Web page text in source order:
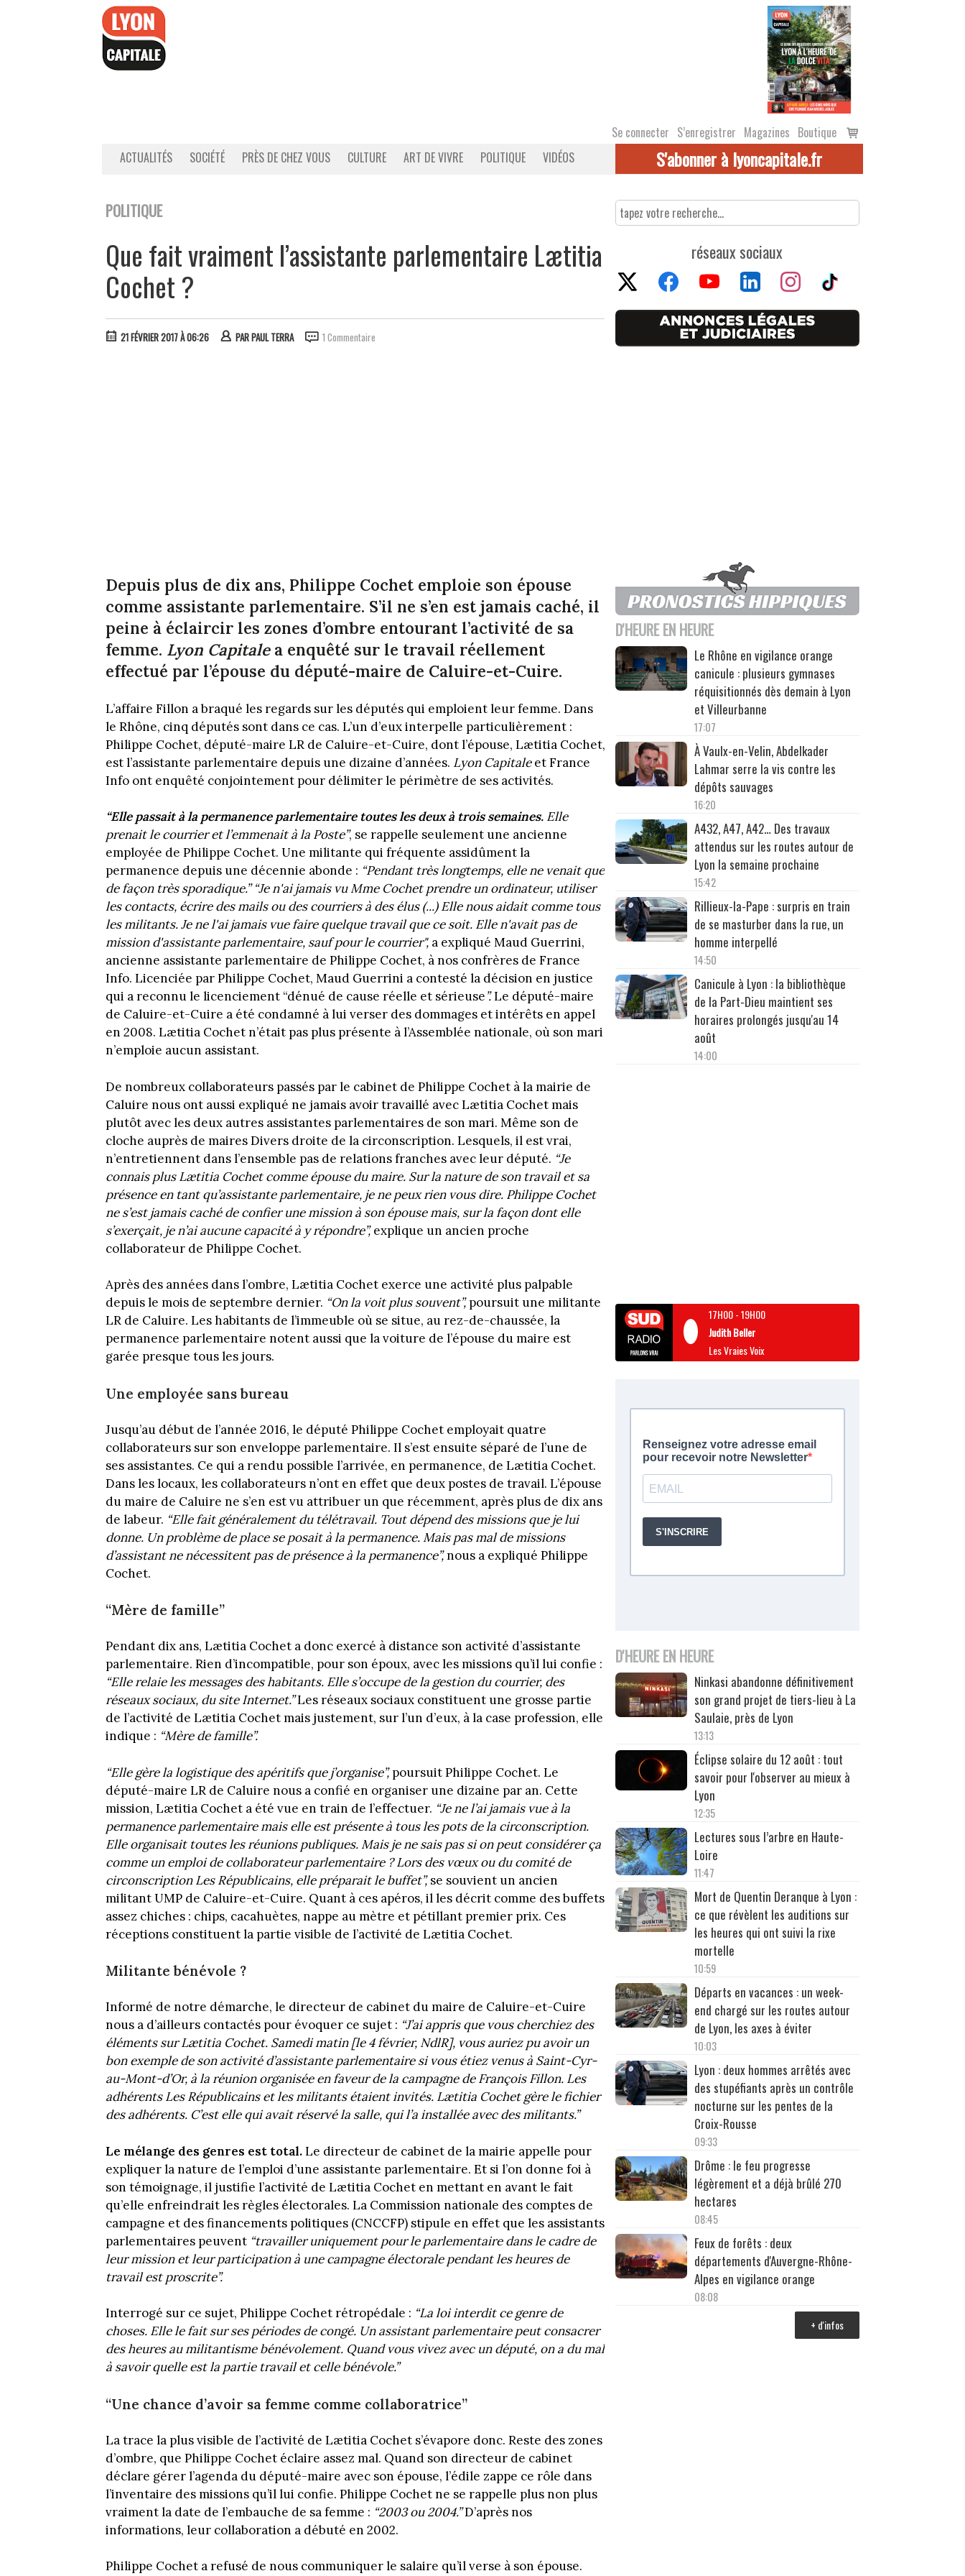
Se connecter S’enregistrer Magazines Boutique
Voir
le
ACTUALITÉS SOCIÉTÉ PRÈS DE CHEZ VOUS CULTURE ART DE VIVRE POLITIQUE VIDÉOS S'abonner à lyoncapitale.fr
POLITIQUE
Que fait vraiment l’assistante parlementaire Lætitia
Cochet ?
21 FÉVRIER 2017 À 06:26 PARPAUL TERRA 1 Commentaire
Depuis plus de dix ans, Philippe Cochet emploie son épouse
comme assistante parlementaire. S’il ne s’en est jamais caché, il
peine à éclaircir les zones d’ombre entourant l’activité de sa
femme. Lyon Capitalea enquêté sur le travail réellement
effectué par l’épouse du député-maire de Caluire-et-Cuire.
L’affaire Fillon a braqué les regards sur les députés qui emploient leur femme. Dans
le Rhône, cinq députés sont dans ce cas. L’un d’eux interpelle particulièrement :
Philippe Cochet, député-maire LR de Caluire-et-Cuire, dont l’épouse, Lætitia Cochet,
est l’assistante parlementaire depuis une dizaine d’années. Lyon CapitaleetFrance
Info ont enquêté conjointement pour délimiter le périmètre de ses activités.
“Elle passait à la permanence parlementaire toutes les deux à trois semaines. Elle
prenait le courrier et l’emmenait à la Poste”, se rappelle seulement une ancienne
employée de Philippe Cochet. Une militante qui fréquente assidûment la
permanence depuis une décennie abonde : “Pendant très longtemps, elle ne venait que
de façon très sporadique.” “Je n'ai jamais vu Mme Cochet prendre un ordinateur, utiliser
les contacts, écrire des mails ou des courriers à des élus (...) Elle nous aidait comme tous
les militants. Je ne l'ai jamais vue faire quelque travail que ce soit. Elle n'avait pas de
mission d'assistante parlementaire, sauf pour le courrier", a expliqué Maud Guerrini,
ancienne assistante parlementaire de Philippe Cochet, à nos confrères de France
Info. Licenciée par Philippe Cochet, Maud Guerrini a contesté la décision en justice
qui a reconnu le licenciement “dénué de cause réelle et sérieuse”.Le député-maire
de Caluire-et-Cuire a été condamné à lui verser des dommages et intérêts en appel
en 2008. Lætitia Cochet n’était pas plus présente à l’Assemblée nationale, où son mari
n’emploie aucun assistant.
De nombreux collaborateurs passés par le cabinet de Philippe Cochet à la mairie de
Caluire nous ont aussi expliqué ne jamais avoir travaillé avec Lætitia Cochet mais
plutôt avec les deux autres assistantes parlementaires de son mari. Même son de
cloche auprès de maires Divers droite de la circonscription. Lesquels, il est vrai,
n’entretiennent dans l’ensemble pas de relations franches avec leur député. “Je
connais plus Lætitia Cochet comme épouse du maire. Sur la nature de son travail et sa
présence en tant qu’assistante parlementaire, je ne peux rien vous dire. Philippe Cochet
ne s’est jamais caché de confier une mission à son épouse mais, sur la façon dont elle
s’exerçait, je n’ai aucune capacité à y répondre”,explique un ancien proche
collaborateur de Philippe Cochet.
Après des années dans l’ombre, Lætitia Cochet exerce une activité plus palpable
depuis le mois de septembre dernier. “On la voit plus souvent”,poursuit une militante
LR de Caluire. Les habitants de l’immeuble où se situe, au rez-de-chaussée, la
permanence parlementaire notent aussi que la voiture de l’épouse du maire est
garée presque tous les jours.
Une employée sans bureau
Jusqu’au début de l’année 2016, le député Philippe Cochet employait quatre
collaborateurs sur son enveloppe parlementaire. Il s’est ensuite séparé de l’une de
ses assistantes. Ce qui a rendu possible l’arrivée, en permanence, de Lætitia Cochet.
Dans les locaux, les collaborateurs n’ont en effet que deux postes de travail. L’épouse
du maire de Caluire ne s’en est vu attribuer un que récemment, après plus de dix ans
de labeur. “Elle fait généralement du télétravail. Tout dépend des missions que je lui
donne. Un problème de place se posait à la permanence. Mais pas mal de missions
d’assistant ne nécessitent pas de présence à la permanence”,nous a expliqué Philippe
Cochet.
“Mère de famille”
Pendant dix ans, Lætitia Cochet a donc exercé à distance son activité d’assistante
parlementaire. Rien d’incompatible, pour son époux, avec les missions qu’il lui confie :
“Elle relaie les messages des habitants. Elle s’occupe de la gestion du courrier, des
réseaux sociaux, du site Internet.”Les réseaux sociaux constituent une grosse partie
de l’activité de Lætitia Cochet mais justement, sur l’un d’eux, à la case profession, elle
indique : “Mère de famille”.
“Elle gère la logistique des apéritifs que j’organise”,poursuit Philippe Cochet. Le
député-maire LR de Caluire nous a confié en organiser une dizaine par an. Cette
mission, Lætitia Cochet a été vue en train de l’effectuer. “Je ne l’ai jamais vue à la
permanence parlementaire mais elle est présente à tous les pots de la circonscription.
Elle organisait toutes les réunions publiques. Mais je ne sais pas si on peut considérer ça
comme un emploi de collaborateur parlementaire ? Lors des vœux ou du comité de
circonscription Les Républicains, elle préparait le buffet”,se souvient un ancien
militant UMP de Caluire-et-Cuire. Quant à ces apéros, il les décrit comme des buffets
assez chiches : chips, cacahuètes, nappe au mètre et pétillant premier prix. Ces
réceptions constituent la partie visible de l’activité de Lætitia Cochet.
Militante bénévole ?
Informé de notre démarche, le directeur de cabinet du maire de Caluire-et-Cuire
nous a d’ailleurs contactés pour évoquer ce sujet : “J’ai appris que vous cherchiez des
éléments sur Lætitia Cochet. Samedi matin [le 4 février, NdlR], vous auriez pu avoir un
bon exemple de son activité d’assistante parlementaire si vous étiez venus à Saint-Cyr-
au-Mont-d’Or, à la réunion organisée en faveur de la campagne de François Fillon. Les
adhérents Les Républicains et les militants étaient invités. Lætitia Cochet gère le fichier
des adhérents. C’est elle qui avait réservé la salle, qui l’a installée avec des militants.”
Le mélange des genres est total.Le directeur de cabinet de la mairie appelle pour
expliquer la nature de l’emploi d’une assistante parlementaire. Et si l’on donne foi à
son témoignage, il justifie l’activité de Lætitia Cochet en mettant en avant le fait
qu’elle enfreindrait les règles électorales. La Commission nationale des comptes de
campagne et des financements politiques (CNCCFP) stipule en effet que les assistants
parlementaires peuvent “travailler uniquement pour le parlementaire dans le cadre de
leur mission et leur participation à une campagne électorale pendant les heures de
travail est proscrite”.
Interrogé sur ce sujet, Philippe Cochet rétropédale : “La loi interdit ce genre de
choses. Elle le fait sur ses périodes de congé. Un assistant parlementaire peut consacrer
des heures au militantisme bénévolement. Quand vous vivez avec un député, on a du mal
à savoir quelle est la partie travail et celle bénévole.”
“Une chance d’avoir sa femme comme collaboratrice”
La trace la plus visible de l’activité de Lætitia Cochet s’évapore donc. Reste des zones
d’ombre, que Philippe Cochet éclaire assez mal. Quand son directeur de cabinet
déclare gérer l’agenda du député-maire avec son épouse, l’édile zappe ce rôle dans
l’inventaire des missions qu’il lui confie. Philippe Cochet ne se rappelle plus non plus
vraiment la date de l’embauche de sa femme : “2003 ou 2004.”D’après nos
informations, leur collaboration a débuté en 2002.
Philippe Cochet a refusé de nous communiquer le salaire qu’il verse à son épouse.
réseaux sociaux
D'HEURE EN HEURE
Le Rhône en vigilance orange
canicule : plusieurs gymnases
réquisitionnés dès demain à Lyon
et Villeurbanne
17:07
À Vaulx-en-Velin, Abdelkader
Lahmar serre la vis contre les
dépôts sauvages
16:20
A432, A47, A42… Des travaux
attendus sur les routes autour de
Lyon la semaine prochaine
15:42
Rillieux-la-Pape : surpris en train
de se masturber dans la rue, un
homme interpellé
14:50
Canicule à Lyon : la bibliothèque
de la Part-Dieu maintient ses
horaires prolongés jusqu'au 14
août
14:00
17H00-19H00
Judith Beller
Les Vraies Voix
D'HEURE EN HEURE
Ninkasi abandonne définitivement
son grand projet de tiers-lieu à La
Saulaie, près de Lyon
13:13
Éclipse solaire du 12 août : tout
savoir pour l'observer au mieux à
Lyon
12:35
Lectures sous l’arbre en Haute-
Loire
11:47
Mort de Quentin Deranque à Lyon :
ce que révèlent les auditions sur
les heures qui ont suivi la rixe
mortelle
10:59
Départs en vacances : un week-
end chargé sur les routes autour
de Lyon, les axes à éviter
10:03
Lyon : deux hommes arrêtés avec
des stupéfiants après un contrôle
nocturne sur les pentes de la
Croix-Rousse
09:33
Drôme : le feu progresse
légèrement et a déjà brûlé 270
hectares
08:45
Feux de forêts : deux
départements d'Auvergne-Rhône-
Alpes en vigilance orange
08:08
+ d'infos